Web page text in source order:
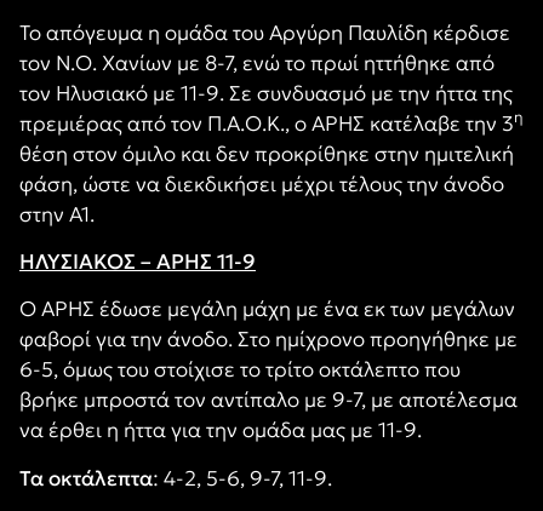
Το απόγευμα η ομάδα του Αργύρη Παυλίδη κέρδισε
τον Ν.Ο. Χανίων με 8-7, ενώ το πρωί ηττήθηκε από
τον Ηλυσιακό με 11-9. Σε συνδυασμό με την ήττα της
πρεμιέρας από τον Π.Α.Ο.Κ., ο ΑΡΗΣ κατέλαβε την 3η
θέση στον όμιλο και δεν προκρίθηκε στην ημιτελική
φάση, ώστε να διεκδικήσει μέχρι τέλους την άνοδο
στην Α1.
ΗΛΥΣΙΑΚΟΣ – ΑΡΗΣ 11-9
Ο ΑΡΗΣ έδωσε μεγάλη μάχη με ένα εκ των μεγάλων
φαβορί για την άνοδο. Στο ημίχρονο προηγήθηκε με
6-5, όμως του στοίχισε το τρίτο οκτάλεπτο που
βρήκε μπροστά τον αντίπαλο με 9-7, με αποτέλεσμα
να έρθει η ήττα για την ομάδα μας με 11-9.
Τα οκτάλεπτα: 4-2, 5-6, 9-7, 11-9.